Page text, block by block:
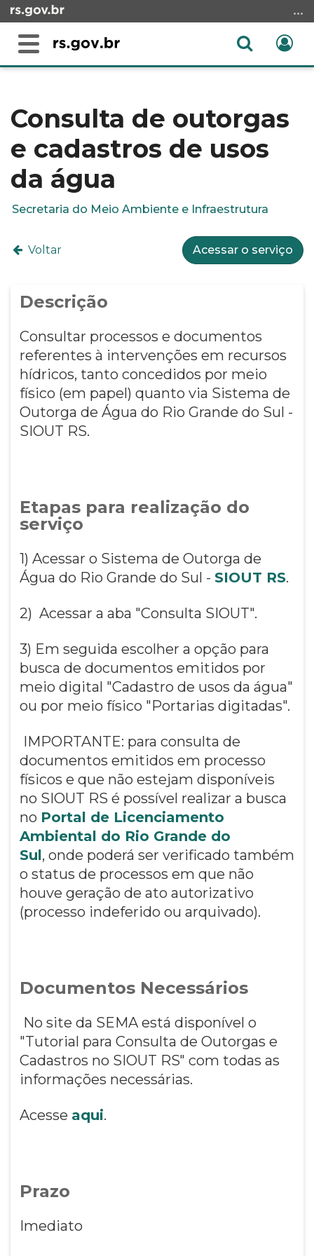
para
conteúdo
menu
para
busca
Alterna
Abrir
conteúdo
Consulta de outorgas
e cadastros de usos
da água
Secretaria do Meio Ambiente e Infraestrutura
Voltar Acessar o serviço
Descrição
Consultar processos e documentos
referentes à intervenções em recursos
hídricos, tanto concedidos por meio
físico (em papel) quanto via Sistema de
Outorga de Água do Rio Grande do Sul -
SIOUT RS.
Etapas para realização do
serviço
1) Acessar o Sistema de Outorga de
Água do Rio Grande do Sul - SIOUT RS.
2) Acessar a aba "Consulta SIOUT".
3) Em seguida escolher a opção para
busca de documentos emitidos por
meio digital "Cadastro de usos da água"
ou por meio físico "Portarias digitadas".
IMPORTANTE: para consulta de
documentos emitidos em processo
físicos e que não estejam disponíveis
no SIOUT RS é possível realizar a busca
no Portal de Licenciamento
Ambiental do Rio Grande do
Sul, onde poderá ser verificado também
o status de processos em que não
houve geração de ato autorizativo
(processo indeferido ou arquivado).
Documentos Necessários
No site da SEMA está disponível o
"Tutorial para Consulta de Outorgas e
Cadastros no SIOUT RS" com todas as
informações necessárias.
Acesse aqui.
Prazo
Imediato